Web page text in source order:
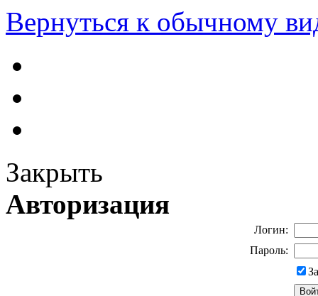
Вернуться к обычному
Закрыть
Авторизация
Логин:
Пароль: